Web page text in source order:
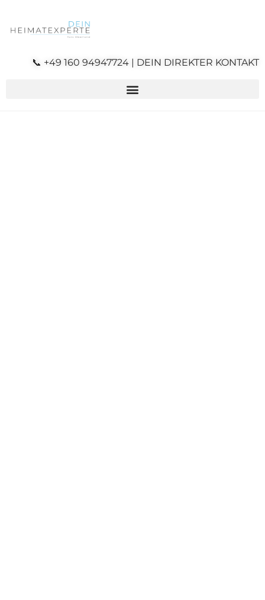
📞 +49 160 94947724 | DEIN DIREKTER KONTAKT